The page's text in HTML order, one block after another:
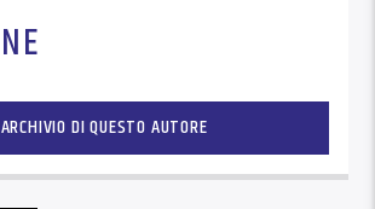
ARCHIVIO DI QUESTO AUTORE